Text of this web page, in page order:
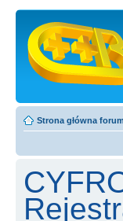
Strona główna forum